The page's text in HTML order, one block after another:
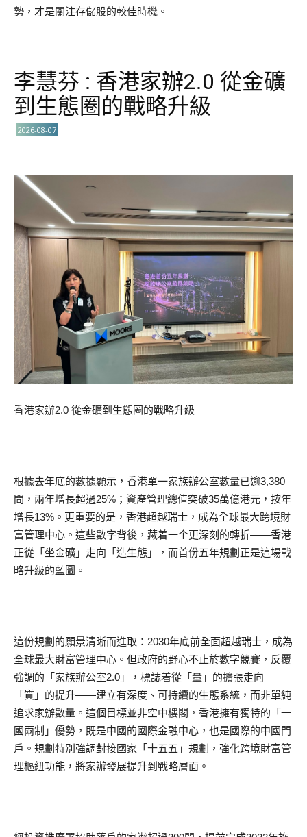
勢，才是關注存儲股的較佳時機。
李慧芬 : 香港家辦2.0 從金礦
到生態圈的戰略升級
2026-08-07
香港家辦2.0 從金礦到生態圈的戰略升級
根據去年底的數據顯示，香港單一家族辦公室數量已逾3,380
間，兩年增長超過25%；資產管理總值突破35萬億港元，按年
增長13%。更重要的是，香港超越瑞士，成為全球最大跨境財
富管理中心。這些數字背後，藏着一个更深刻的轉折——香港
正從「坐金礦」走向「造生態」，而首份五年規劃正是這場戰
略升級的藍圖。
這份規劃的願景清晰而進取：2030年底前全面超越瑞士，成為
全球最大財富管理中心。但政府的野心不止於數字競賽，反覆
強調的「家族辦公室2.0」，標誌着從「量」的擴張走向
「質」的提升——建立有深度、可持續的生態系統，而非單純
追求家辦數量。這個目標並非空中樓閣，香港擁有獨特的「一
國兩制」優勢，既是中國的國際金融中心，也是國際的中國門
戶。規劃特別強調對接國家「十五五」規劃，強化跨境財富管
理樞紐功能，將家辦發展提升到戰略層面。